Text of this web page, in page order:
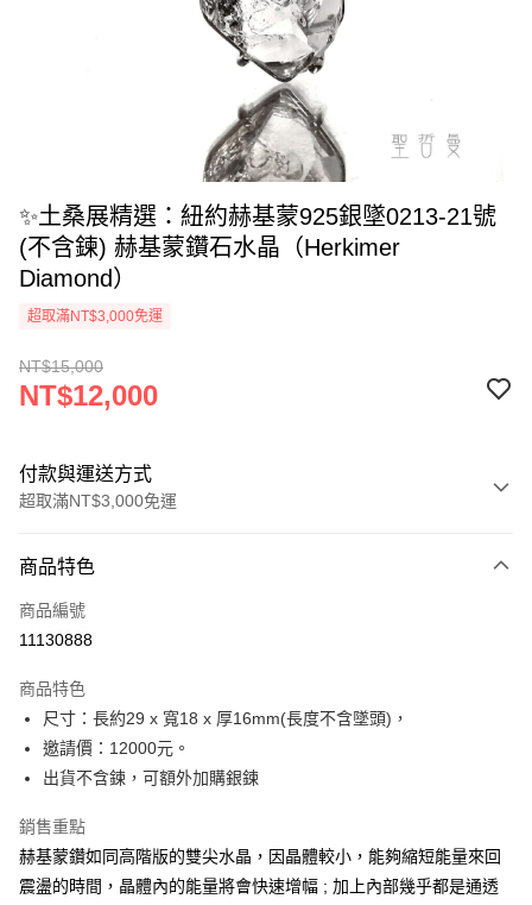
✨土桑展精選：紐約赫基蒙925銀墜0213-21號
(不含鍊) 赫基蒙鑽石水晶（Herkimer
Diamond）
超取滿NT$3,000免運
NT$15,000
NT$12,000
付款與運送方式
超取滿NT$3,000免運
信用卡一次付款
超商取貨付款
Apple Pay
街口支付
ATM付款
商品特色
商品編號
11130888
商品特色
尺寸：長約29 x 寬18 x 厚16mm(長度不含墜頭)，
邀請價：12000元。
出貨不含鍊，可額外加購銀鍊
銷售重點
赫基蒙鑽如同高階版的雙尖水晶，因晶體較小，能夠縮短能量來回
震盪的時間，晶體內的能量將會快速增幅 ; 加上內部幾乎都是通透